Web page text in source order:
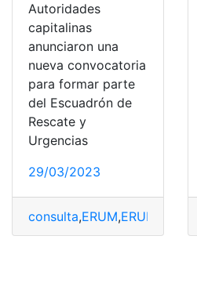
Autoridades
capitalinas
anunciaron una
nueva convocatoria
para formar parte
del Escuadrón de
Rescate y
Urgencias
29/03/2023
consulta,ERUM,ERUM en